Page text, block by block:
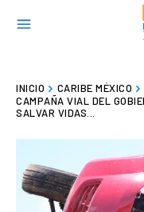
INICIO CARIBE MÉXICO
CAMPAÑA VIAL DEL
SALVAR VIDAS...